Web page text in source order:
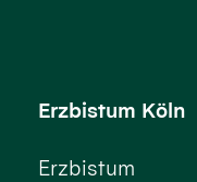
Erzbistum Köln
Erzbistum